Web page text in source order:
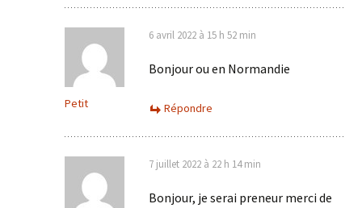
Petit
6 avril 2022 à 15 h 52 min
Bonjour ou en Normandie
Répondre
7 juillet 2022 à 22 h 14 min
Bonjour, je serai preneur merci de